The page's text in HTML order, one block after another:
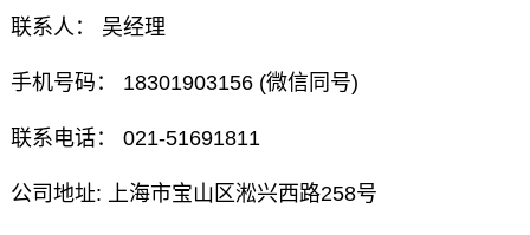
联系人： 吴经理
手机号码： 18301903156 (微信同号)
联系电话： 021-51691811
公司地址: 上海市宝山区淞兴西路258号